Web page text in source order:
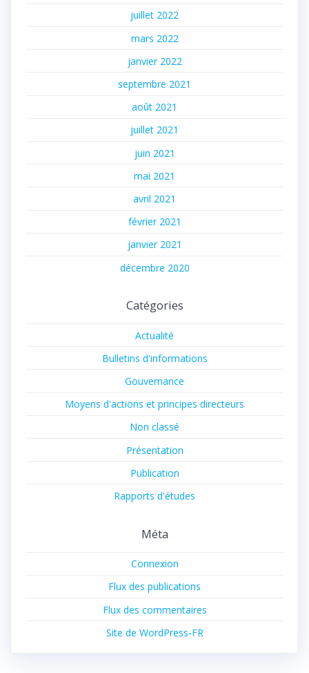
juillet 2022
mars 2022
janvier 2022
septembre 2021
août 2021
juillet 2021
juin 2021
mai 2021
avril 2021
février 2021
janvier 2021
décembre 2020
Catégories
Actualité
Bulletins d'informations
Gouvernance
Moyens d'actions et principes directeurs
Non classé
Présentation
Publication
Rapports d'études
Méta
Connexion
Flux des publications
Flux des commentaires
Site de WordPress-FR